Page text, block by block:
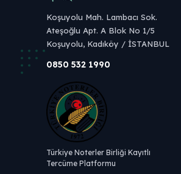
Koşuyolu Mah. Lambacı Sok.
Ateşoğlu Apt. A Blok No 1/5
Koşuyolu, Kadıköy / İSTANBUL
0850 532 1990
Türkiye Noterler Birliği Kayıtlı
Tercüme Platformu